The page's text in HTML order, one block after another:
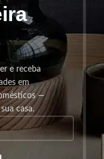
e receba
em
—
casa.